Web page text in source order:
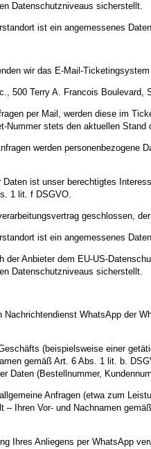
Datenschutzniveaus sicherstellt.
ist ein angemessenes
wir das E-Mail-
500 Terry A. Francois Boulevard,
per Mail, werden diese im
Nummer stets den aktuellen
werden
Daten ist unser berechtigtes
1 lit. f DSGVO.
geschlossen,
ist ein angemessenes
der Anbieter dem EU-US-
Datenschutzniveaus sicherstellt.
WhatsApp der
(beispielsweise einer
gemäß Art. 6 Abs. 1 lit. b.
Daten (Bestellnummer,
Anfragen (etwa zum
– Ihren Vor- und Nachnamen
Ihres Anliegens per WhatsApp